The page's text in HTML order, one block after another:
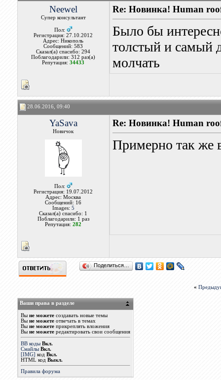
Neewel
Супер консультант
Пол:
Регистрация: 27.10.2012
Адрес: Никополь
Сообщений: 583
Сказал(а) спасибо: 294
Поблагодарили: 312 раз(а)
Репутация:34433
Re: Новинка! Нuman
Было бы
толстый и самый
молчать
28.06.2016, 09:40
YaSava
Новичок
Пол:
Регистрация: 19.07.2012
Адрес: Москва
Сообщений: 16
Images: 5
Сказал(а) спасибо: 1
Поблагодарили: 1 раз
Репутация:282
Re: Новинка! Нuman
Примерно так же
Поделиться…
«
Ваши права в разделе
Вы не можетесоздавать новые темы
Вы не можетеотвечать в темах
Вы не можетеприкреплять вложения
Вы не можетередактировать свои сообщения
BB коды Вкл.
Смайлы Вкл.
[IMG] код Вкл.
HTML код Выкл.
Правила форума